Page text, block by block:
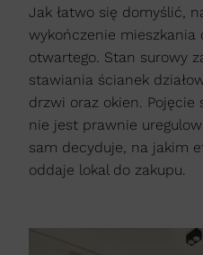
Jak łatwo się domyślić,
wykończenie mieszkania
otwartego. Stan surowy
stawiania ścianek
drzwi oraz okien. Pojęcie
nie jest prawnie
sam decyduje, na jakim
oddaje lokal do zakupu.